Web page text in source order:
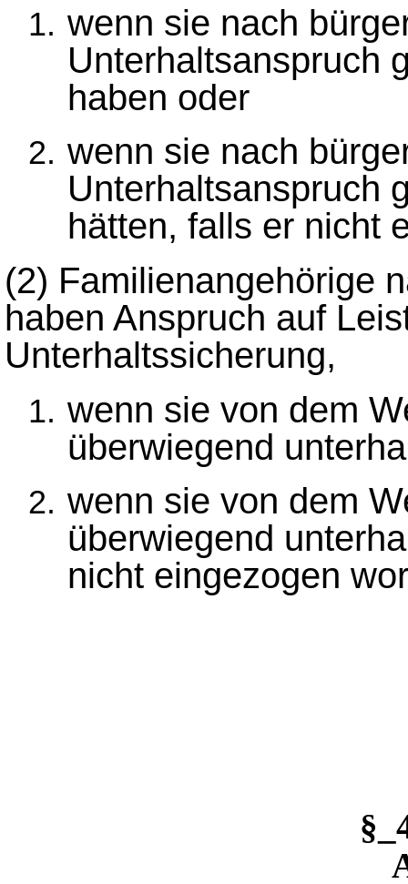
wenn sie nach
Unterhaltsanspruch
haben oder
wenn sie nach
Unterhaltsanspruch
hätten, falls er nicht
(2) Familienangehörige
haben Anspruch auf
Unterhaltssicherung,
wenn sie von dem
überwiegend
wenn sie von dem
überwiegend
nicht eingezogen